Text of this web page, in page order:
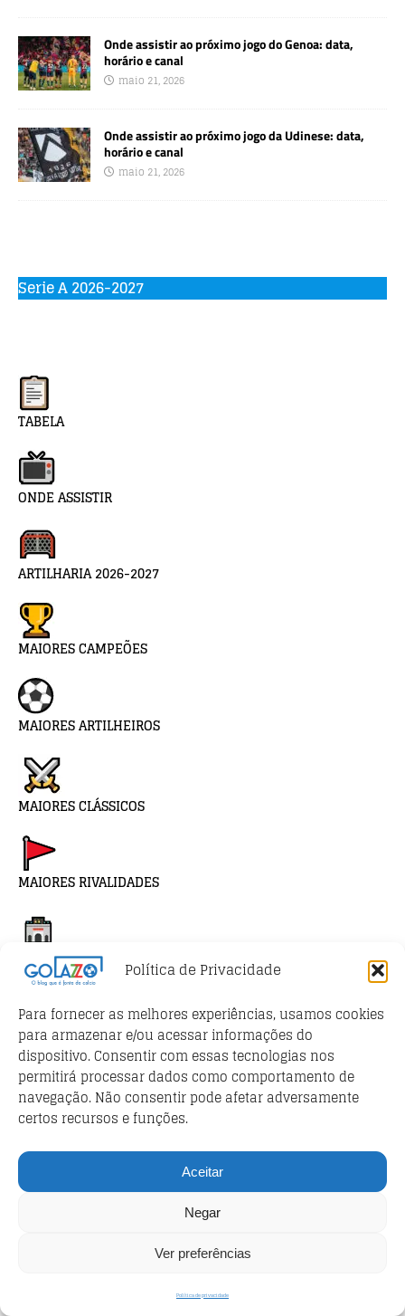
Política de Privacidade
Para fornecer as melhores experiências, usamos cookies
para armazenar e/ou acessar informações do
dispositivo. Consentir com essas tecnologias nos
permitirá processar dados como comportamento de
navegação. Não consentir pode afetar adversamente
certos recursos e funções.
Aceitar
Negar
Ver preferências
Política de privacidade
Onde assistir ao próximo jogo do Genoa: data,
horário e canal
maio 21, 2026
Onde assistir ao próximo jogo da Udinese: data,
horário e canal
maio 21, 2026
Serie A 2026-2027
TABELA
ONDE ASSISTIR
ARTILHARIA 2026-2027
MAIORES CAMPEÕES
MAIORES ARTILHEIROS
MAIORES CLÁSSICOS
MAIORES RIVALIDADES
MAIORES TORCIDAS
MASCOTES
CAMISAS APOSENTADAS
DICIONÁRIO DO FUTEBOL ITALIANO